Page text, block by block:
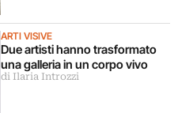
ARTI VISIVE
Due artisti hanno trasformato
una galleria in un corpo vivo
di Ilaria Introzzi